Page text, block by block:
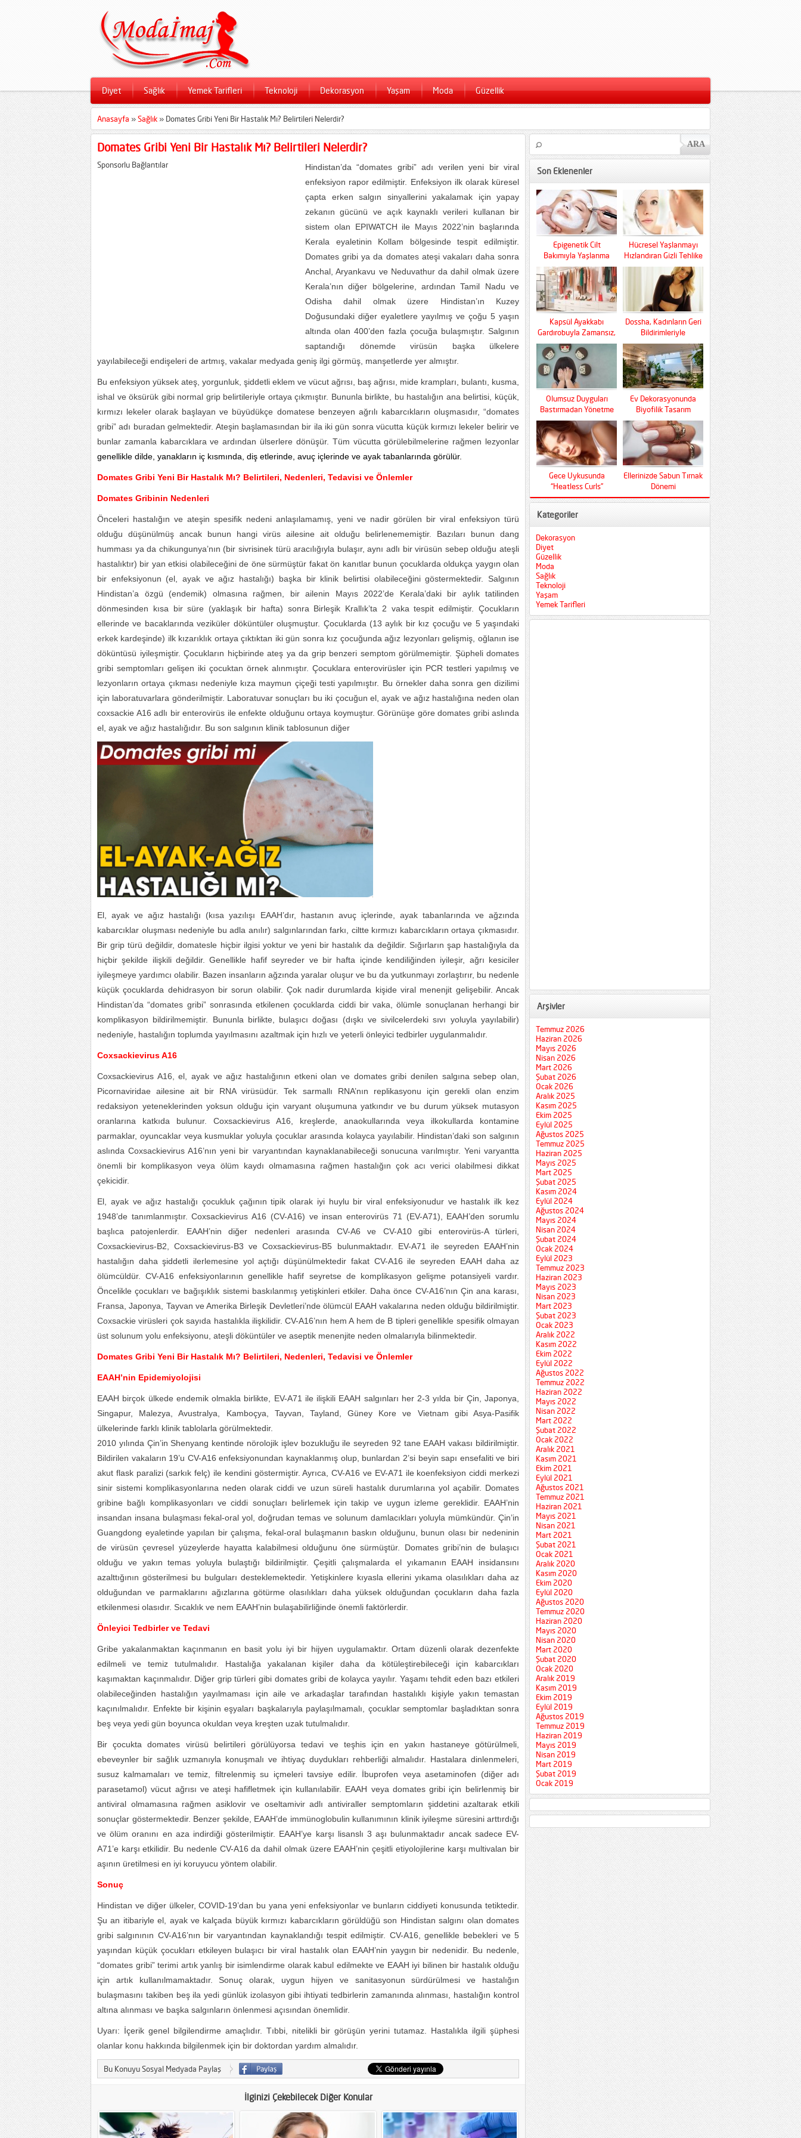
Diyet Sağlık Yemek Tarifleri Teknoloji Dekorasyon Yaşam Moda Güzellik
Anasayfa »Sağlık » Domates Gribi Yeni Bir Hastalık Mı? Belirtileri Nelerdir?
Domates Gribi Yeni Bir Hastalık Mı? Belirtileri Nelerdir?
Sponsorlu Bağlantılar
Hindistan’da “domates gribi” adı verilen yeni bir viral
enfeksiyon rapor edilmiştir. Enfeksiyon ilk olarak küresel
çapta erken salgın sinyallerini yakalamak için yapay
zekanın gücünü ve açık kaynaklı verileri kullanan bir
sistem olan EPIWATCH ile Mayıs 2022’nin başlarında
Kerala eyaletinin Kollam bölgesinde tespit edilmiştir.
Domates gribi ya da domates ateşi vakaları daha sonra
Anchal, Aryankavu ve Neduvathur da dahil olmak üzere
Kerala’nın diğer bölgelerine, ardından Tamil Nadu ve
Odisha dahil olmak üzere Hindistan’ın Kuzey
Doğusundaki diğer eyaletlere yayılmış ve çoğu 5 yaşın
altında olan 400’den fazla çocuğa bulaşmıştır. Salgının
saptandığı dönemde virüsün başka ülkelere
yayılabileceği endişeleri de artmış, vakalar medyada geniş ilgi görmüş, manşetlerde yer almıştır.
Bu enfeksiyon yüksek ateş, yorgunluk, şiddetli eklem ve vücut ağrısı, baş ağrısı, mide krampları, bulantı, kusma,
ishal ve öksürük gibi normal grip belirtileriyle ortaya çıkmıştır. Bununla birlikte, bu hastalığın ana belirtisi, küçük,
kırmızı lekeler olarak başlayan ve büyüdükçe domatese benzeyen ağrılı kabarcıkların oluşmasıdır, “domates
gribi” adı buradan gelmektedir. Ateşin başlamasından bir ila iki gün sonra vücutta küçük kırmızı lekeler belirir ve
bunlar zamanla kabarcıklara ve ardından ülserlere dönüşür. Tüm vücutta görülebilmelerine rağmen lezyonlar
genellikle dilde, yanakların iç kısmında, diş etlerinde, avuç içlerinde ve ayak tabanlarında görülür.
Domates Gribi Yeni Bir Hastalık Mı? Belirtileri, Nedenleri, Tedavisi ve Önlemler
Domates Gribinin Nedenleri
Önceleri hastalığın ve ateşin spesifik nedeni anlaşılamamış, yeni ve nadir görülen bir viral enfeksiyon türü
olduğu düşünülmüş ancak bunun hangi virüs ailesine ait olduğu belirlenememiştir. Bazıları bunun dang
humması ya da chikungunya’nın (bir sivrisinek türü aracılığıyla bulaşır, aynı adlı bir virüsün sebep olduğu ateşli
hastalıktır) bir yan etkisi olabileceğini de öne sürmüştür fakat ön kanıtlar bunun çocuklarda oldukça yaygın olan
bir enfeksiyonun (el, ayak ve ağız hastalığı) başka bir klinik belirtisi olabileceğini göstermektedir. Salgının
Hindistan’a özgü (endemik) olmasına rağmen, bir ailenin Mayıs 2022’de Kerala’daki bir aylık tatilinden
dönmesinden kısa bir süre (yaklaşık bir hafta) sonra Birleşik Krallık’ta 2 vaka tespit edilmiştir. Çocukların
ellerinde ve bacaklarında veziküler döküntüler oluşmuştur. Çocuklarda (13 aylık bir kız çocuğu ve 5 yaşındaki
erkek kardeşinde) ilk kızarıklık ortaya çıktıktan iki gün sonra kız çocuğunda ağız lezyonları gelişmiş, oğlanın ise
döküntüsü iyileşmiştir. Çocukların hiçbirinde ateş ya da grip benzeri semptom görülmemiştir. Şüpheli domates
gribi semptomları gelişen iki çocuktan örnek alınmıştır. Çocuklara enterovirüsler için PCR testleri yapılmış ve
lezyonların ortaya çıkması nedeniyle kıza maymun çiçeği testi yapılmıştır. Bu örnekler daha sonra gen dizilimi
için laboratuvarlara gönderilmiştir. Laboratuvar sonuçları bu iki çocuğun el, ayak ve ağız hastalığına neden olan
coxsackie A16 adlı bir enterovirüs ile enfekte olduğunu ortaya koymuştur. Görünüşe göre domates gribi aslında
el, ayak ve ağız hastalığıdır. Bu son salgının klinik tablosunun diğer
El, ayak ve ağız hastalığı (kısa yazılışı EAAH’dır, hastanın avuç içlerinde, ayak tabanlarında ve ağzında
kabarcıklar oluşması nedeniyle bu adla anılır) salgınlarından farkı, ciltte kırmızı kabarcıkların ortaya çıkmasıdır.
Bir grip türü değildir, domatesle hiçbir ilgisi yoktur ve yeni bir hastalık da değildir. Sığırların şap hastalığıyla da
hiçbir şekilde ilişkili değildir. Genellikle hafif seyreder ve bir hafta içinde kendiliğinden iyileşir, ağrı kesiciler
iyileşmeye yardımcı olabilir. Bazen insanların ağzında yaralar oluşur ve bu da yutkunmayı zorlaştırır, bu nedenle
küçük çocuklarda dehidrasyon bir sorun olabilir. Çok nadir durumlarda kişide viral menenjit gelişebilir. Ancak
Hindistan’da “domates gribi” sonrasında etkilenen çocuklarda ciddi bir vaka, ölümle sonuçlanan herhangi bir
komplikasyon bildirilmemiştir. Bununla birlikte, bulaşıcı doğası (dışkı ve sivilcelerdeki sıvı yoluyla yayılabilir)
nedeniyle, hastalığın toplumda yayılmasını azaltmak için hızlı ve yeterli önleyici tedbirler uygulanmalıdır.
Coxsackievirus A16
Coxsackievirus A16, el, ayak ve ağız hastalığının etkeni olan ve domates gribi denilen salgına sebep olan,
Picornaviridae ailesine ait bir RNA virüsüdür. Tek sarmallı RNA’nın replikasyonu için gerekli olan enzim
redaksiyon yeteneklerinden yoksun olduğu için varyant oluşumuna yatkındır ve bu durum yüksek mutasyon
oranlarına katkıda bulunur. Coxsackievirus A16, kreşlerde, anaokullarında veya ilkokullarda kontamine
parmaklar, oyuncaklar veya kusmuklar yoluyla çocuklar arasında kolayca yayılabilir. Hindistan’daki son salgının
aslında Coxsackievirus A16’nın yeni bir varyantından kaynaklanabileceği sonucuna varılmıştır. Yeni varyantta
önemli bir komplikasyon veya ölüm kaydı olmamasına rağmen hastalığın çok acı verici olabilmesi dikkat
çekicidir.
El, ayak ve ağız hastalığı çocukluk çağının tipik olarak iyi huylu bir viral enfeksiyonudur ve hastalık ilk kez
1948’de tanımlanmıştır. Coxsackievirus A16 (CV-A16) ve insan enterovirüs 71 (EV-A71), EAAH’den sorumlu
başlıca patojenlerdir. EAAH’nin diğer nedenleri arasında CV-A6 ve CV-A10 gibi enterovirüs-A türleri,
Coxsackievirus-B2, Coxsackievirus-B3 ve Coxsackievirus-B5 bulunmaktadır. EV-A71 ile seyreden EAAH’nin
hastalığın daha şiddetli ilerlemesine yol açtığı düşünülmektedir fakat CV-A16 ile seyreden EAAH daha az
ölümcüldür. CV-A16 enfeksiyonlarının genellikle hafif seyretse de komplikasyon gelişme potansiyeli vardır.
Öncelikle çocukları ve bağışıklık sistemi baskılanmış yetişkinleri etkiler. Daha önce CV-A16’nın Çin ana karası,
Fransa, Japonya, Tayvan ve Amerika Birleşik Devletleri’nde ölümcül EAAH vakalarına neden olduğu bildirilmiştir.
Coxsackie virüsleri çok sayıda hastalıkla ilişkilidir. CV-A16’nın hem A hem de B tipleri genellikle spesifik olmayan
üst solunum yolu enfeksiyonu, ateşli döküntüler ve aseptik menenjite neden olmalarıyla bilinmektedir.
Domates Gribi Yeni Bir Hastalık Mı? Belirtileri, Nedenleri, Tedavisi ve Önlemler
EAAH’nin Epidemiyolojisi
EAAH birçok ülkede endemik olmakla birlikte, EV-A71 ile ilişkili EAAH salgınları her 2-3 yılda bir Çin, Japonya,
Singapur, Malezya, Avustralya, Kamboçya, Tayvan, Tayland, Güney Kore ve Vietnam gibi Asya-Pasifik
ülkelerinde farklı klinik tablolarla görülmektedir.
2010 yılında Çin’in Shenyang kentinde nörolojik işlev bozukluğu ile seyreden 92 tane EAAH vakası bildirilmiştir.
Bildirilen vakaların 19’u CV-A16 enfeksiyonundan kaynaklanmış olup, bunlardan 2’si beyin sapı ensefaliti ve biri
akut flask paralizi (sarkık felç) ile kendini göstermiştir. Ayrıca, CV-A16 ve EV-A71 ile koenfeksiyon ciddi merkezi
sinir sistemi komplikasyonlarına neden olarak ciddi ve uzun süreli hastalık durumlarına yol açabilir. Domates
gribine bağlı komplikasyonları ve ciddi sonuçları belirlemek için takip ve uygun izleme gereklidir. EAAH’nin
insandan insana bulaşması fekal-oral yol, doğrudan temas ve solunum damlacıkları yoluyla mümkündür. Çin’in
Guangdong eyaletinde yapılan bir çalışma, fekal-oral bulaşmanın baskın olduğunu, bunun olası bir nedeninin
de virüsün çevresel yüzeylerde hayatta kalabilmesi olduğunu öne sürmüştür. Domates gribi’nin de bulaşıcı
olduğu ve yakın temas yoluyla bulaştığı bildirilmiştir. Çeşitli çalışmalarda el yıkamanın EAAH insidansını
azalttığının gösterilmesi bu bulguları desteklemektedir. Yetişkinlere kıyasla ellerini yıkama olasılıkları daha az
olduğundan ve parmaklarını ağızlarına götürme olasılıkları daha yüksek olduğundan çocukların daha fazla
etkilenmesi olasıdır. Sıcaklık ve nem EAAH’nin bulaşabilirliğinde önemli faktörlerdir.
Önleyici Tedbirler ve Tedavi
Gribe yakalanmaktan kaçınmanın en basit yolu iyi bir hijyen uygulamaktır. Ortam düzenli olarak dezenfekte
edilmeli ve temiz tutulmalıdır. Hastalığa yakalanan kişiler daha da kötüleştirebileceği için kabarcıkları
kaşımaktan kaçınmalıdır. Diğer grip türleri gibi domates gribi de kolayca yayılır. Yaşamı tehdit eden bazı etkileri
olabileceğinden hastalığın yayılmaması için aile ve arkadaşlar tarafından hastalıklı kişiyle yakın temastan
kaçınılmalıdır. Enfekte bir kişinin eşyaları başkalarıyla paylaşılmamalı, çocuklar semptomlar başladıktan sonra
beş veya yedi gün boyunca okuldan veya kreşten uzak tutulmalıdır.
Bir çocukta domates virüsü belirtileri görülüyorsa tedavi ve teşhis için en yakın hastaneye götürülmeli,
ebeveynler bir sağlık uzmanıyla konuşmalı ve ihtiyaç duydukları rehberliği almalıdır. Hastalara dinlenmeleri,
susuz kalmamaları ve temiz, filtrelenmiş su içmeleri tavsiye edilir. İbuprofen veya asetaminofen (diğer adı
parasetamol) vücut ağrısı ve ateşi hafifletmek için kullanılabilir. EAAH veya domates gribi için belirlenmiş bir
antiviral olmamasına rağmen asiklovir ve oseltamivir adlı antiviraller semptomların şiddetini azaltarak etkili
sonuçlar göstermektedir. Benzer şekilde, EAAH’de immünoglobulin kullanımının klinik iyileşme süresini arttırdığı
ve ölüm oranını en aza indirdiği gösterilmiştir. EAAH’ye karşı lisanslı 3 aşı bulunmaktadır ancak sadece EV-
A71’e karşı etkilidir. Bu nedenle CV-A16 da dahil olmak üzere EAAH’nin çeşitli etiyolojilerine karşı multivalan bir
aşının üretilmesi en iyi koruyucu yöntem olabilir.
Sonuç
Hindistan ve diğer ülkeler, COVID-19’dan bu yana yeni enfeksiyonlar ve bunların ciddiyeti konusunda tetiktedir.
Şu an itibariyle el, ayak ve kalçada büyük kırmızı kabarcıkların görüldüğü son Hindistan salgını olan domates
gribi salgınının CV-A16’nın bir varyantından kaynaklandığı tespit edilmiştir. CV-A16, genellikle bebekleri ve 5
yaşından küçük çocukları etkileyen bulaşıcı bir viral hastalık olan EAAH’nin yaygın bir nedenidir. Bu nedenle,
“domates gribi” terimi artık yanlış bir isimlendirme olarak kabul edilmekte ve EAAH iyi bilinen bir hastalık olduğu
için artık kullanılmamaktadır. Sonuç olarak, uygun hijyen ve sanitasyonun sürdürülmesi ve hastalığın
bulaşmasını takiben beş ila yedi günlük izolasyon gibi ihtiyati tedbirlerin zamanında alınması, hastalığın kontrol
altına alınması ve başka salgınların önlenmesi açısından önemlidir.
Uyarı: İçerik genel bilgilendirme amaçlıdır. Tıbbi, nitelikli bir görüşün yerini tutamaz. Hastalıkla ilgili şüphesi
olanlar konu hakkında bilgilenmek için bir doktordan yardım almalıdır.
Bu Konuyu Sosyal Medyada Paylaş
İlginizi Çekebilecek Diğer Konular
Son Eklenenler
Epigenetik Cilt
Bakımıyla Yaşlanma
Kaderini Baştan Yazın
Hücresel Yaşlanmayı
Hızlandıran Gizli Tehlike
Kapsül Ayakkabı
Gardırobuyla Zamansız,
Fonksiyonel Ve Konfor
Dossha, Kadınların Geri
Bildirimleriyle
Şekilleniyor
Olumsuz Duyguları
Bastırmadan Yönetme
Sanatı
Ev Dekorasyonunda
Biyofilik Tasarım
Devrimi
Gece Uykusunda
“Heatless Curls”
Mucizesi
Ellerinizde Sabun Tırnak
Dönemi
Kategoriler
Dekorasyon
Diyet
Güzellik
Moda
Sağlık
Teknoloji
Yaşam
Yemek Tarifleri
Arşivler
Temmuz 2026
Haziran 2026
Mayıs 2026
Nisan 2026
Mart 2026
Şubat 2026
Ocak 2026
Aralık 2025
Kasım 2025
Ekim 2025
Eylül 2025
Ağustos 2025
Temmuz 2025
Haziran 2025
Mayıs 2025
Mart 2025
Şubat 2025
Kasım 2024
Eylül 2024
Ağustos 2024
Mayıs 2024
Nisan 2024
Şubat 2024
Ocak 2024
Eylül 2023
Temmuz 2023
Haziran 2023
Mayıs 2023
Nisan 2023
Mart 2023
Şubat 2023
Ocak 2023
Aralık 2022
Kasım 2022
Ekim 2022
Eylül 2022
Ağustos 2022
Temmuz 2022
Haziran 2022
Mayıs 2022
Nisan 2022
Mart 2022
Şubat 2022
Ocak 2022
Aralık 2021
Kasım 2021
Ekim 2021
Eylül 2021
Ağustos 2021
Temmuz 2021
Haziran 2021
Mayıs 2021
Nisan 2021
Mart 2021
Şubat 2021
Ocak 2021
Aralık 2020
Kasım 2020
Ekim 2020
Eylül 2020
Ağustos 2020
Temmuz 2020
Haziran 2020
Mayıs 2020
Nisan 2020
Mart 2020
Şubat 2020
Ocak 2020
Aralık 2019
Kasım 2019
Ekim 2019
Eylül 2019
Ağustos 2019
Temmuz 2019
Haziran 2019
Mayıs 2019
Nisan 2019
Mart 2019
Şubat 2019
Ocak 2019